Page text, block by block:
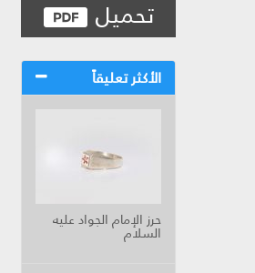
تحميل
الأكثر تعليقاً
حرز الإمام الجواد عليه
السلام